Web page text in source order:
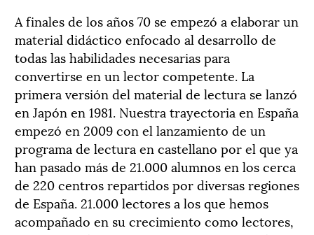
A finales de los años 70 se empezó a elaborar un
material didáctico enfocado al desarrollo de
todas las habilidades necesarias para
convertirse en un lector competente. La
primera versión del material de lectura se lanzó
en Japón en 1981. Nuestra trayectoria en España
empezó en 2009 con el lanzamiento de un
programa de lectura en castellano por el que ya
han pasado más de 21.000 alumnos en los cerca
de 220 centros repartidos por diversas regiones
de España. 21.000 lectores a los que hemos
acompañado en su crecimiento como lectores,